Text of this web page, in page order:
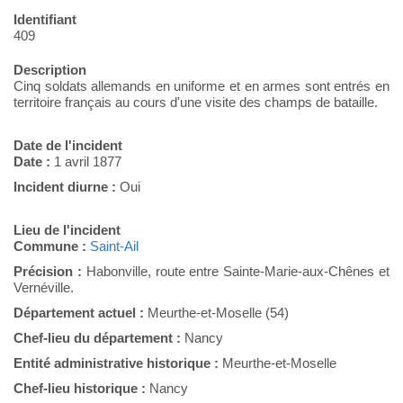
Identifiant
409
Description
Cinq soldats allemands en uniforme et en armes sont entrés en
territoire français au cours d'une visite des champs de bataille.
Date de l'incident
Date : 1 avril 1877
Incident diurne : Oui
Lieu de l'incident
Commune : Saint-Ail
Précision : Habonville, route entre Sainte-Marie-aux-Chênes et
Vernéville.
Département actuel : Meurthe-et-Moselle (54)
Chef-lieu du département : Nancy
Entité administrative historique : Meurthe-et-Moselle
Chef-lieu historique : Nancy